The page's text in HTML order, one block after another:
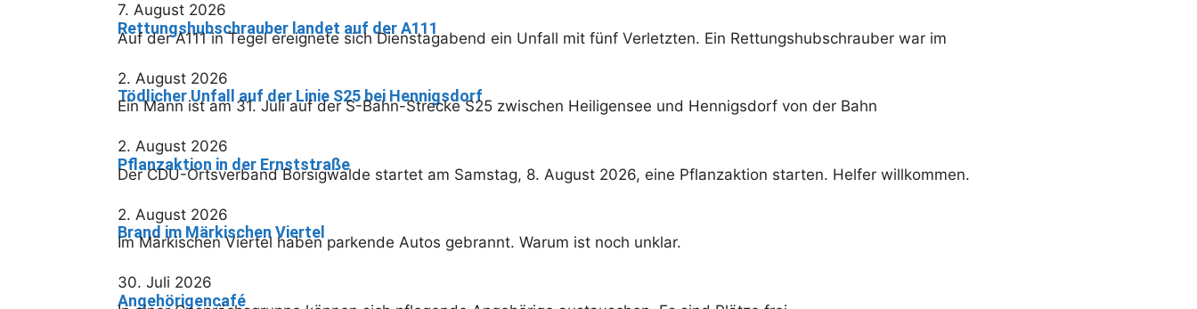
7. August 2026
Rettungshubschrauber landet auf der A111
Auf der A111 in Tegel ereignete sich Dienstagabend ein Unfall mit fünf Verletzten. Ein Rettungshubschrauber war im
2. August 2026
Tödlicher Unfall auf der Linie S25 bei Hennigsdorf
Ein Mann ist am 31. Juli auf der S-Bahn-Strecke S25 zwischen Heiligensee und Hennigsdorf von der Bahn
2. August 2026
Pflanzaktion in der Ernststraße
Der CDU-Ortsverband Borsigwalde startet am Samstag, 8. August 2026, eine Pflanzaktion starten. Helfer willkommen.
2. August 2026
Brand im Märkischen Viertel
Im Märkischen Viertel haben parkende Autos gebrannt. Warum ist noch unklar.
30. Juli 2026
Angehörigencafé